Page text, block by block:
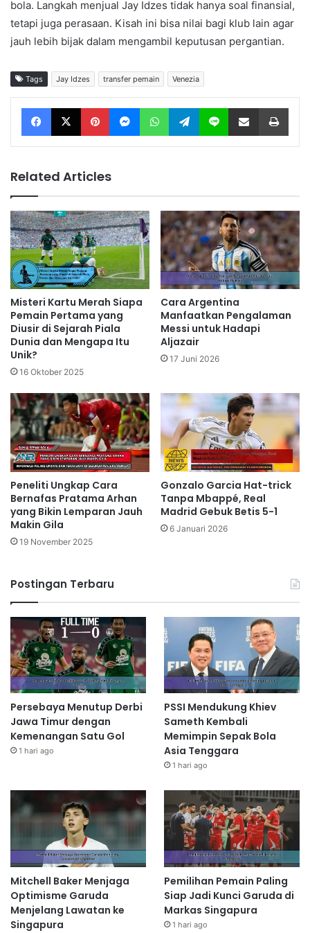
bola. Langkah menjual Jay Idzes tidak hanya soal finansial,
tetapi juga perasaan. Kisah ini bisa nilai bagi klub lain agar
jauh lebih bijak dalam mengambil keputusan pergantian.
Tags Jay Idzes transfer pemain Venezia
Facebook X Pinterest Messenger WhatsApp Telegram Line Share via Email
Related Articles
Misteri Kartu Merah Siapa
Pemain Pertama yang
Diusir di Sejarah Piala
Dunia dan Mengapa Itu
Unik?
16 Oktober 2025
Cara Argentina
Manfaatkan Pengalaman
Messi untuk Hadapi
Aljazair
17 Juni 2026
Peneliti Ungkap Cara
Bernafas Pratama Arhan
yang Bikin Lemparan Jauh
Makin Gila
19 November 2025
Gonzalo Garcia Hat-trick
Tanpa Mbappé, Real
Madrid Gebuk Betis 5-1
6 Januari 2026
Postingan Terbaru
Persebaya Menutup Derbi
Jawa Timur dengan
Kemenangan Satu Gol
1 hari ago
PSSI Mendukung Khiev
Sameth Kembali
Memimpin Sepak Bola
Asia Tenggara
1 hari ago
Mitchell Baker Menjaga
Optimisme Garuda
Menjelang Lawatan ke
Singapura
Pemilihan Pemain Paling
Siap Jadi Kunci Garuda di
Markas Singapura
1 hari ago